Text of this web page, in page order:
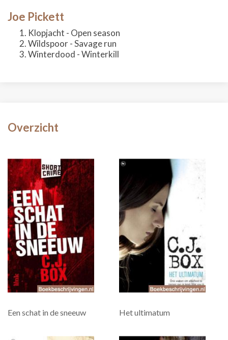
Joe Pickett
Klopjacht - Open season
Wildspoor - Savage run
Winterdood - Winterkill
Overzicht
Een schat in de sneeuw Het ultimatum